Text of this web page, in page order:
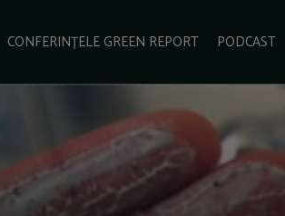
CONFERINȚELE GREEN REPORT PODCAST
SCHIMBĂRI CLIMATICE